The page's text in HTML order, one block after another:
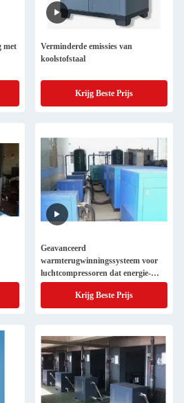
met
Verminderde emissies van
koolstofstaal
Krijg Beste Prijs
Geavanceerd
warmterugwinningssysteem voor
luchtcompressoren dat energie-
efficiëntie en duurzaamheid
Krijg Beste Prijs